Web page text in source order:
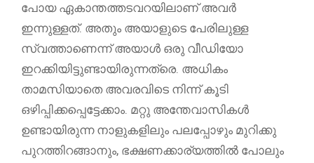
പോയ ഏകാന്തത്തടവറയിലാണ് അവർ
ഇന്നുള്ളത്. അതും അയാളുടെ പേരിലുള്ള
സ്വത്താണെന്ന് അയാൾ ഒരു വീഡിയോ
ഇറക്കിയിട്ടുണ്ടായിരുന്നത്രെ. അധികം
താമസിയാതെ അവരവിടെ നിന്ന് കൂടി
ഒഴിപ്പിക്കപ്പെട്ടേക്കാം. മറ്റു അന്തേവാസികൾ
ഉണ്ടായിരുന്ന നാളുകളിലും പലപ്പോഴും മുറിക്കു
പുറത്തിറങ്ങാനും, ഭക്ഷണക്കാര്യത്തിൽ പോലും